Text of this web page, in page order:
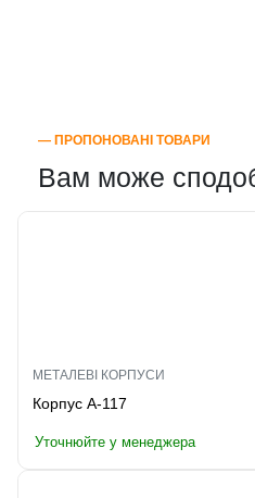
― ПРОПОНОВАНІ ТОВАРИ
Вам може
МЕТАЛЕВІ КОРПУСИ
Корпус A-117
Уточнюйте у менеджера